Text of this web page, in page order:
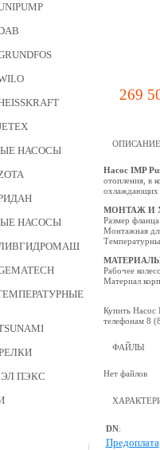
НАСОСЫ
НАСОСЫ
ПЭКС
269
ОПИСАНИЕ
Насос IMP
отопления, в
охлаждающих
МОНТАЖ И
Размер
Монтажная
Рабочее
Материал
Купить Насос
телефонам 8
ФАЙЛЫ
Нет файлов
DN:
Предоплата: